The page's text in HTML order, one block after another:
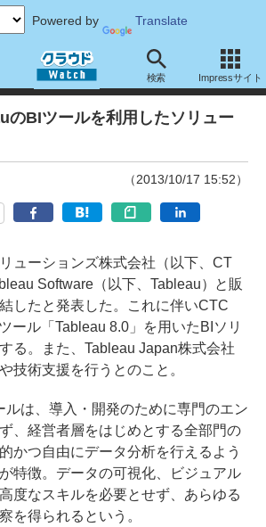
Powered by Translate
検索 Impressサイト
のBIツールを利用したソリュー
（2013/10/17 15:52）
ューションズ株式会社（以下、CT
Software（以下、Tableau）と販
したと発表した。これに伴いCTC
ール「Tableau 8.0」を用いたBIソリ
る。また、Tableau Japan株式会社
技術支援を行うとのこと。
は、導入・開発のために専門のエン
、経営者層をはじめとする全部門の
かつ自由にデータ分析を行えるよう
特徴。データの可視化、ビジュアル
度なスキルを必要とせず、あらゆる
を得られるという。